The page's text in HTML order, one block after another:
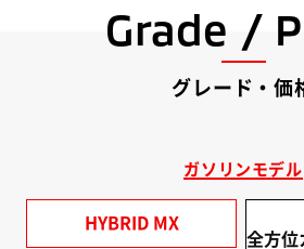
Grade /
グレード・価
ガソリンモデル
HYBRID MX
全方位